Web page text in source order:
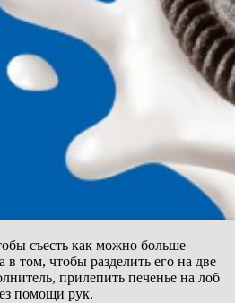
съесть как можно больше
том, чтобы разделить его на две
прилепить печенье на лоб
помощи рук.